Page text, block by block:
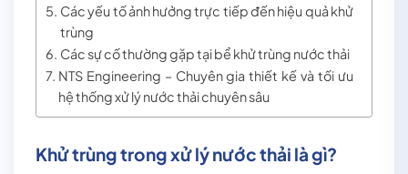
Các yếu tố ảnh hưởng trực tiếp đến hiệu quả khử
trùng
Các sự cố thường gặp tại bể khử trùng nước thải
NTS Engineering – Chuyên gia thiết kế và tối ưu
hệ thống xử lý nước thải chuyên sâu
Khử trùng trong xử lý nước thải là gì?